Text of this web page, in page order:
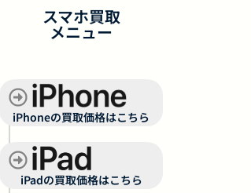
スマホ買取
メニュー
iPhoneの買取価格はこちら
iPadの買取価格はこちら